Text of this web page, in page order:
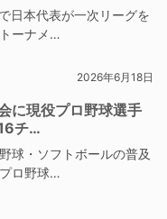
日本代表が一次リーグを
ーナメ…
2026年6月18日
に現役プロ野球選手
チ…
球・ソフトボールの普及
ロ野球…